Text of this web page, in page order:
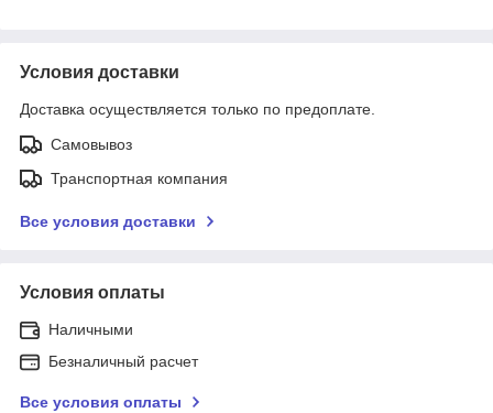
Условия доставки
Доставка осуществляется только по предоплате.
Самовывоз
Транспортная компания
Все условия доставки
Условия оплаты
Наличными
Безналичный расчет
Все условия оплаты